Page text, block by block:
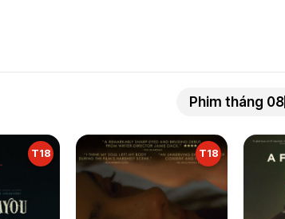
Phim tháng 08
T18 T18